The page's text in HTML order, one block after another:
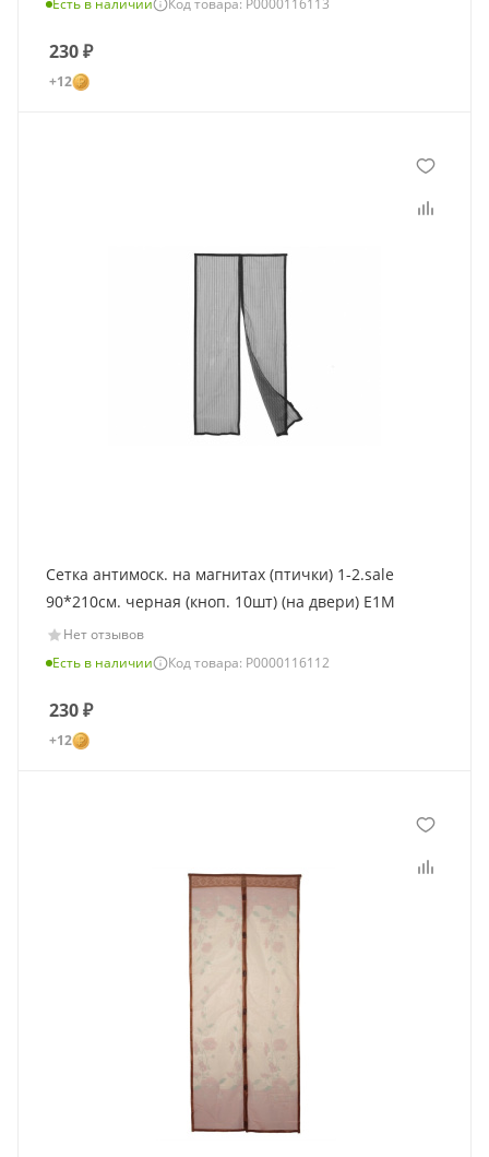
Есть в наличии Код товара: Р0000116113
230₽
+12
Сетка антимоcк. на магнитах (птички) 1-2.sale
90*210см. черная (кноп. 10шт) (на двери) E1M
Нет отзывов
Есть в наличии
Код товара: Р0000116112
230₽
+12